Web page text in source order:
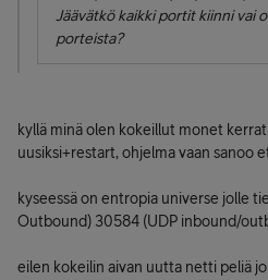
Jäävätkö kaikki portit kiinni vai
porteista?
kyllä minä olen kokeillut monet
uusiksi+restart, ohjelma vaan sanoo
kyseessä on entropia universe jolle
Outbound) 30584 (UDP inbound/
eilen kokeilin aivan uutta netti peliä